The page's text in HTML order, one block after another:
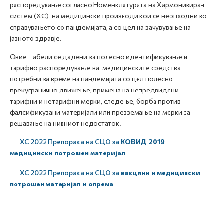
распоредување согласно Номенклатурата на Хармонизиран
систем (ХС) на медицински производи кои се неопходни во
справувањето со пандемијата, а со цел на зачувување на
јавното здравје.
Овие табели се дадени за полесно идентификување и
тарифно распоредување на медицинските средства
потребни за време на пандемијата со цел полесно
прекугранично движење, примена на непредвидени
тарифни и нетарифни мерки, следење, борба против
фалсификувани материјали или превземање на мерки за
решавање на нивниот недостаток.
ХС 2022 Препорака на СЦО за КОВИД 2019
медицински потрошен материјал
ХС 2022 Препорака на СЦО за вакцини и медицински
потрошен материјал и опрема